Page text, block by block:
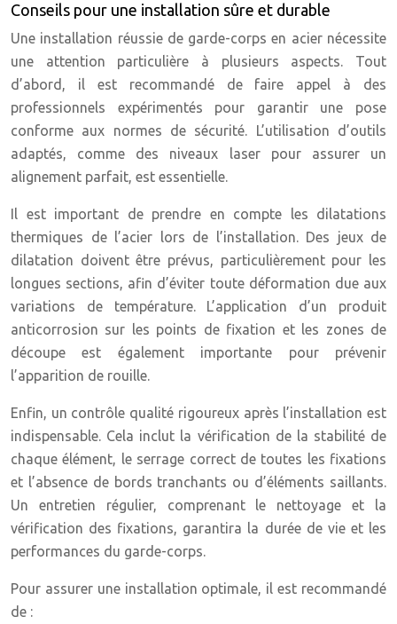
Conseils pour une installation sûre et durable
Une installation réussie de garde-corps en acier nécessite
une attention particulière à plusieurs aspects. Tout
d’abord, il est recommandé de faire appel à des
professionnels expérimentés pour garantir une pose
conforme aux normes de sécurité. L’utilisation d’outils
adaptés, comme des niveaux laser pour assurer un
alignement parfait, est essentielle.
Il est important de prendre en compte les dilatations
thermiques de l’acier lors de l’installation. Des jeux de
dilatation doivent être prévus, particulièrement pour les
longues sections, afin d’éviter toute déformation due aux
variations de température. L’application d’un produit
anticorrosion sur les points de fixation et les zones de
découpe est également importante pour prévenir
l’apparition de rouille.
Enfin, un contrôle qualité rigoureux après l’installation est
indispensable. Cela inclut la vérification de la stabilité de
chaque élément, le serrage correct de toutes les fixations
et l’absence de bords tranchants ou d’éléments saillants.
Un entretien régulier, comprenant le nettoyage et la
vérification des fixations, garantira la durée de vie et les
performances du garde-corps.
Pour assurer une installation optimale, il est recommandé
de :